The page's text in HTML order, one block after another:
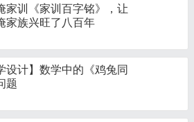
家训《家训百字铭》，让
家族兴旺了八百年
设计】数学中的《鸡兔同
题